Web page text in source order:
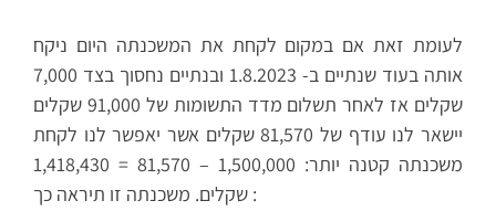
לעומת זאת אם במקום לקחת את המשכנתה היום ניקח
אותה בעוד שנתיים ב- 1.8.2023 ובנתיים נחסוך בצד 7,000
שקלים אז לאחר תשלום מדד התשומות של 91,000 שקלים
יישאר לנו עודף של 81,570 שקלים אשר יאפשר לנו לקחת
משכנתה קטנה יותר: 1,500,000 – 81,570 = 1,418,430
שקלים. משכנתה זו תיראה כך: